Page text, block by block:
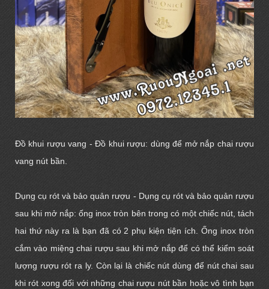
Đồ khui rượu vang - Đồ khui rượu: dùng để mở nắp chai rượu
vang nút bần.
Dụng cụ rót và bảo quản rượu - Dụng cụ rót và bảo quản rượu
sau khi mở nắp: ống inox tròn bên trong có một chiếc nút, tách
hai thứ này ra là bạn đã có 2 phụ kiện tiện ích. Ống inox tròn
cắm vào miệng chai rượu sau khi mở nắp để có thể kiểm soát
lượng rượu rót ra ly. Còn lại là chiếc nút dùng để nút chai sau
khi rót xong đối với những chai rượu nút bần hoặc vô tình bạn